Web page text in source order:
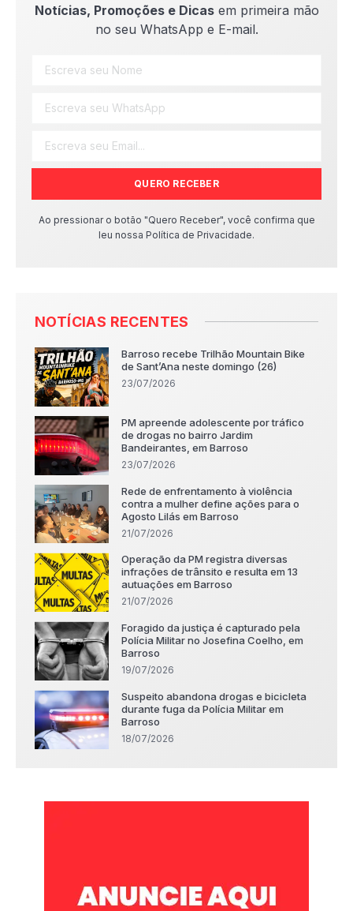
Notícias, Promoções e Dicasem primeira mão
no seu WhatsApp e E-mail.
QUERO RECEBER
Ao pressionar o botão "Quero Receber", você confirma que
leu nossa Política de Privacidade.
NOTÍCIAS RECENTES
Barroso recebe Trilhão Mountain Bike
de Sant’Ana neste domingo (26)
23/07/2026
PM apreende adolescente por tráfico
de drogas no bairro Jardim
Bandeirantes, em Barroso
23/07/2026
Rede de enfrentamento à violência
contra a mulher define ações para o
Agosto Lilás em Barroso
21/07/2026
Operação da PM registra diversas
infrações de trânsito e resulta em 13
autuações em Barroso
21/07/2026
Foragido da justiça é capturado pela
Polícia Militar no Josefina Coelho, em
Barroso
19/07/2026
Suspeito abandona drogas e bicicleta
durante fuga da Polícia Militar em
Barroso
18/07/2026